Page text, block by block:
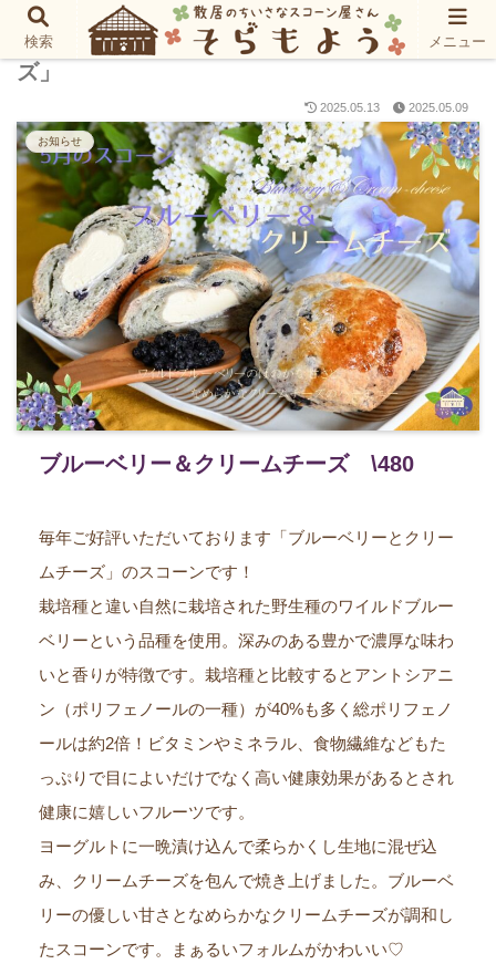
5月のスコーン「ブルーベリー＆クリームチー
ズ」
2025.05.13 2025.05.09
お知らせ
ブルーベリー＆クリームチーズ \480
毎年ご好評いただいております「ブルーベリーとクリー
ムチーズ」のスコーンです！
栽培種と違い自然に栽培された野生種のワイルドブルー
ベリーという品種を使用。深みのある豊かで濃厚な味わ
いと香りが特徴です。栽培種と比較するとアントシアニ
ン（ポリフェノールの一種）が40%も多く総ポリフェノ
ールは約2倍！ビタミンやミネラル、食物繊維などもた
っぷりで目によいだけでなく高い健康効果があるとされ
健康に嬉しいフルーツです。
ヨーグルトに一晩漬け込んで柔らかくし生地に混ぜ込
み、クリームチーズを包んで焼き上げました。ブルーベ
リーの優しい甘さとなめらかなクリームチーズが調和し
たスコーンです。まぁるいフォルムがかわいい♡
検索 メニュー